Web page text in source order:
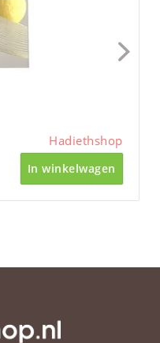
Hadiethshop
In winkelwagen